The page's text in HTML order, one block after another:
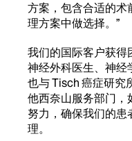
方案，包含合适的术
理方案中做选择。”
我们的国际客户获得
神经外科医生、神经
也与 Tisch 癌症研究
他西奈山服务部门，
努力，确保我们的患
理。